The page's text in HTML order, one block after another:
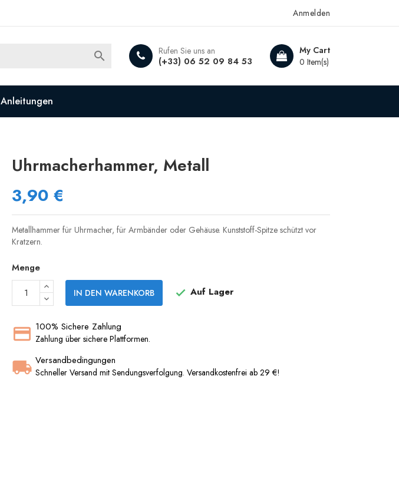
Anmelden
My Cart
0 Item(s)
Rufen Sie uns an
(+33) 06 52 09 84 53

Anleitungen
Uhrmacherhammer, Metall
3,90 €
Metallhammer für Uhrmacher, für Armbänder oder Gehäuse. Kunststoff-Spitze schützt vor
Kratzern.
Menge
IN DEN WARENKORB  Auf Lager
100% Sichere Zahlung
Zahlung über sichere Plattformen.
Versandbedingungen
Schneller Versand mit Sendungsverfolgung. Versandkostenfrei ab 29 €!